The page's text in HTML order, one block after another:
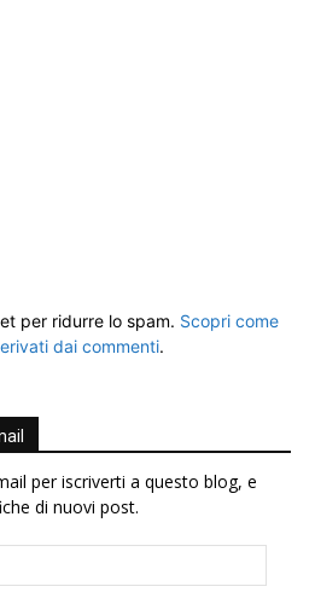
per ridurre lo spam. Scopri come
dai commenti.
per iscriverti a questo blog, e
di nuovi post.